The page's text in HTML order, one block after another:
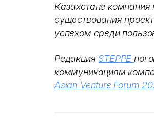
Казахстане
существования
успехом среди
Редакция STEPPE
коммуникациям
Asian Venture Forum